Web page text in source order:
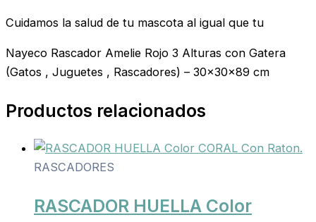
Cuidamos la salud de tu mascota al igual que tu
Nayeco Rascador Amelie Rojo 3 Alturas con Gatera
(Gatos , Juguetes , Rascadores) – 30x30x89 cm
Productos relacionados
RASCADORES
RASCADOR HUELLA Color